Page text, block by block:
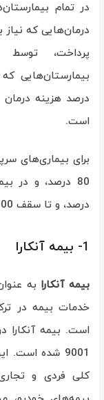
در تمام
درمان‌هایی که
پرداخت،
است.
برای بیماری‌های
درصد، و تا سقف 5000 لیر را شرکت بیمه بر عهده می‌گیرد.
1- بیمه آنکارا
بیمه آنکارا به
9001 شده
کلی فردی و